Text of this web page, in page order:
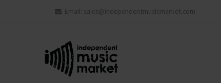
Email: sales@independentmusicmarket.com